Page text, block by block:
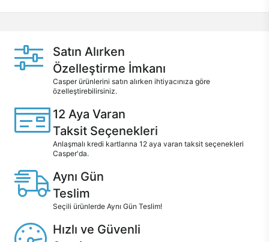
Satın Alırken
Özelleştirme İmkanı
Casper ürünlerini satın alırken ihtiyacınıza göre
özelleştirebilirsiniz.
12 Aya Varan
Taksit Seçenekleri
Anlaşmalı kredi kartlarına 12 aya varan taksit seçenekleri
Casper'da.
Aynı Gün
Teslim
Seçili ürünlerde Aynı Gün Teslim!
Hızlı ve Güvenli